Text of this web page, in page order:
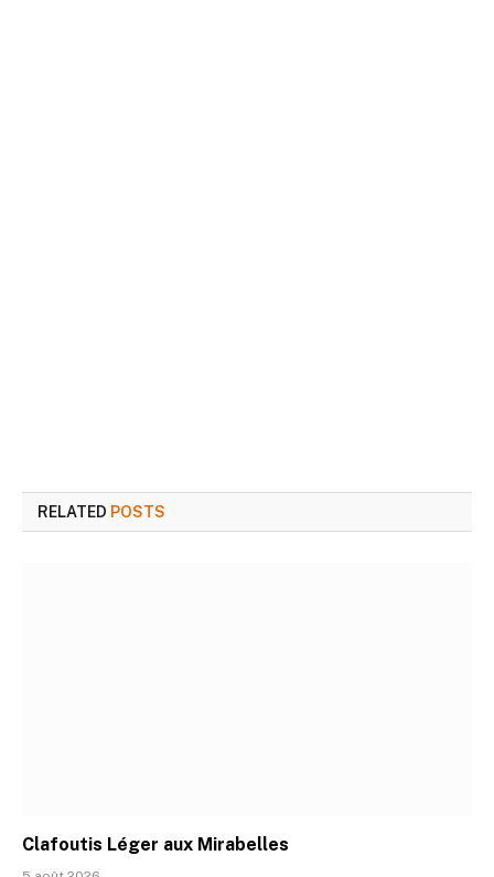
RELATED POSTS
Clafoutis Léger aux Mirabelles